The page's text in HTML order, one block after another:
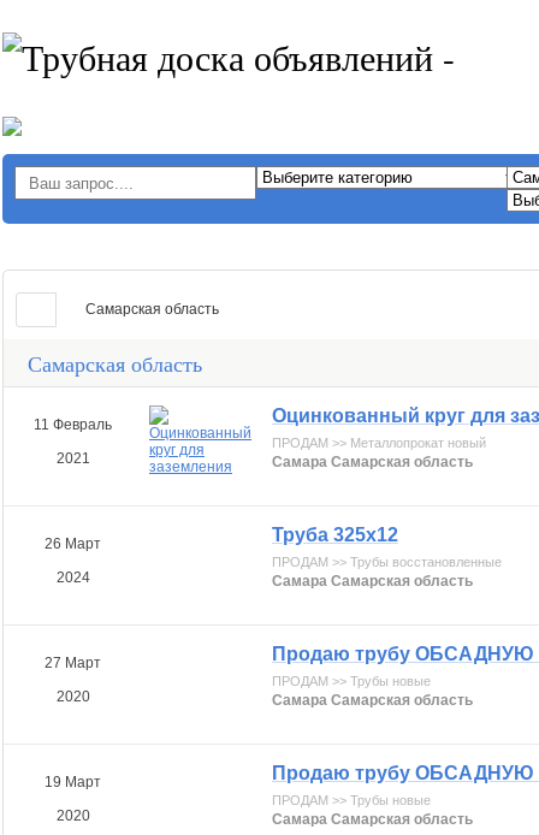
Самарская область
Самарская область
11 Февраль
2021
Оцинкованный круг для
ПРОДАМ >> Металлопрокат новый
Самара Самарская область
26 Март
2024
Труба 325х12
ПРОДАМ >> Трубы восстановленные
Самара Самарская область
27 Март
2020
Продаю трубу ОБСАДНУЮ :
ПРОДАМ >> Трубы новые
Самара Самарская область
19 Март
2020
Продаю трубу ОБСАДНУЮ :
ПРОДАМ >> Трубы новые
Самара Самарская область